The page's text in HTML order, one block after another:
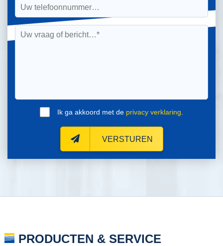
Ik ga akkoord met de privacy verklaring
VERSTUREN
PRODUCTEN & SERVICE